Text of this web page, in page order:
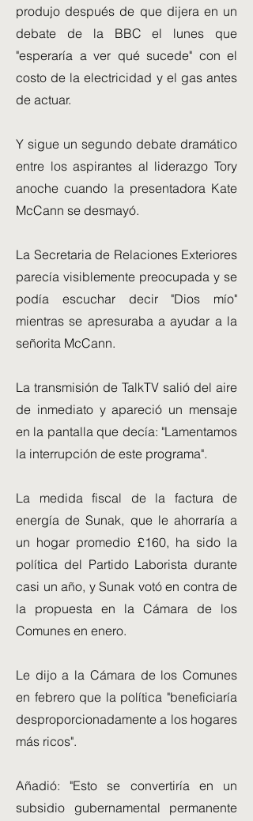
produjo después de que dijera en un
debate de la BBC el lunes que
"esperaría a ver qué sucede" con el
costo de la electricidad y el gas antes
de actuar.
Y sigue un segundo debate dramático
entre los aspirantes al liderazgo Tory
anoche cuando la presentadora Kate
McCann se desmayó.
La Secretaria de Relaciones Exteriores
parecía visiblemente preocupada y se
podía escuchar decir "Dios mío"
mientras se apresuraba a ayudar a la
señorita McCann.
La transmisión de TalkTV salió del aire
de inmediato y apareció un mensaje
en la pantalla que decía: "Lamentamos
la interrupción de este programa".
La medida fiscal de la factura de
energía de Sunak, que le ahorraría a
un hogar promedio £160, ha sido la
política del Partido Laborista durante
casi un año, y Sunak votó en contra de
la propuesta en la Cámara de los
Comunes en enero.
Le dijo a la Cámara de los Comunes
en febrero que la política "beneficiaría
desproporcionadamente a los hogares
más ricos".
Añadió: "Esto se convertiría en un
subsidio gubernamental permanente